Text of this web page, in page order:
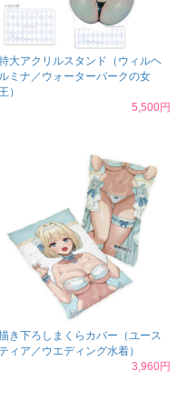
大アクリルスタンド（ウィルヘ
ルミナ／ウォーターパークの女
王）
5,500円
き下ろしまくらカバー（ユース
ティア／ウエディング水着）
3,960円